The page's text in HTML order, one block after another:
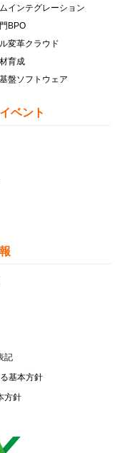
インテグレーション
BPO
変革クラウド
育成
盤ソフトウェア
ベント
記
基本方針
方針